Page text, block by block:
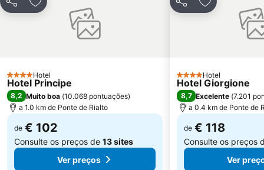
Ilha de Murano
Convention Center A. Luciani
Centro Storico
PartilharAdicionar aos favoritos
4 Estrelas
Hotel
Hotel Principe
8,2 Muito boa (10.068 pontuações)
a 1.0 km de Ponte de Rialto
de € 102
Consulte os preços de 13 sites
Ver preços
PartilharAdicionar
4 Estrelas
Hotel
Hotel Giorgione
8,7 Excelente (7.201
a 0.4 km de Ponte de
de € 118
Consulte os preços
Ver